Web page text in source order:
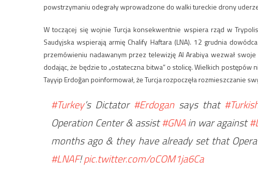
powstrzymaniu odegrały wprowadzone do walki tureckie drony
W toczącej się wojnie Turcja konsekwentnie wspiera rząd w
Saudyjska wspierają armię Chalify Haftara (LNA). 12 grudnia
przemówieniu nadawanym przez telewizję Al Arabiya wezwał
dodając, że będzie to „ostateczna bitwa” o stolicę. Wielkich
Tayyip Erdoğan poinformował, że Turcja rozpoczęła rozmieszczanie
#Turkey’s Dictator #Erdogansays that
Operation Center & assist#GNAin war against
months ago & they have already set that
#LNAF!pic.twitter.com/oCOM1ja6Ca